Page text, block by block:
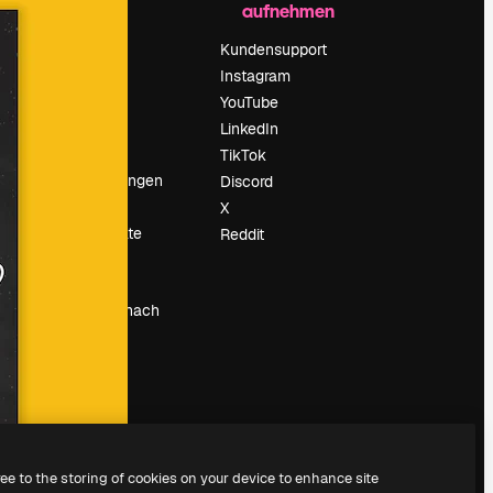
Veranstaltungen
Deine Inhalte
Suchst du nach
aufnehmen
Kundensupport
Instagram
YouTube
LinkedIn
TikTok
Discord
X
Reddit
to the storing of cookies on your device to enhance site